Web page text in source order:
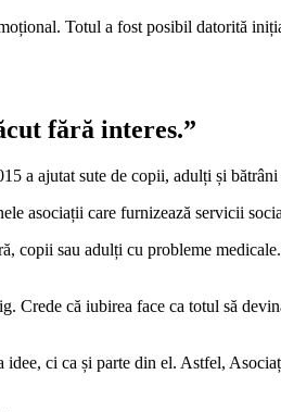
Totul a fost posibil datorită
fără interes.”
a ajutat sute de copii, adulți și
asociații care furnizează servicii
sau adulți cu probleme
că iubirea face ca totul să
ci ca și parte din el. Astfel,